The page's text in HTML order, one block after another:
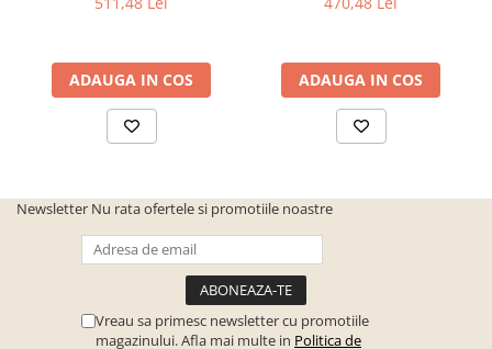
Scaune Birou
Scaune conferinta-vizitator
Seturi mobilier birou complet
Birouri camera copilului
Canapele copii
Paturi supraetajate
ADAUGA IN COS ADAUGA IN COS
Newsletter Nu rata ofertele si promotiile noastre
Vreau sa primesc newsletter cu promotiile
magazinului. Afla mai multe in Politica de